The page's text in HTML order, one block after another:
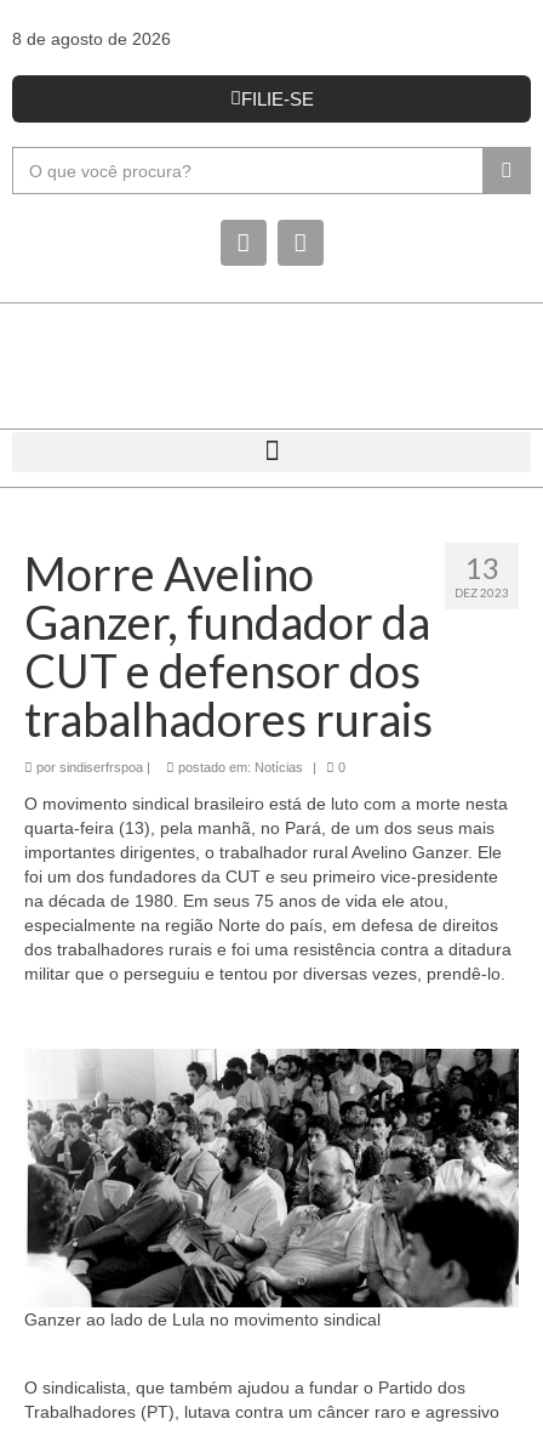
8 de agosto de 2026
FILIE-SE
13
DEZ 2023
Morre Avelino
Ganzer, fundador da
CUT e defensor dos
trabalhadores rurais
por sindiserfrspoa | postado em: Notícias | 0
O movimento sindical brasileiro está de luto com a morte nesta
quarta-feira (13), pela manhã, no Pará, de um dos seus mais
importantes dirigentes, o trabalhador rural Avelino Ganzer. Ele
foi um dos fundadores da CUT e seu primeiro vice-presidente
na década de 1980. Em seus 75 anos de vida ele atou,
especialmente na região Norte do país, em defesa de direitos
dos trabalhadores rurais e foi uma resistência contra a ditadura
militar que o perseguiu e tentou por diversas vezes, prendê-lo.
Ganzer ao lado de Lula no movimento sindical
O sindicalista, que também ajudou a fundar o Partido dos
Trabalhadores (PT), lutava contra um câncer raro e agressivo